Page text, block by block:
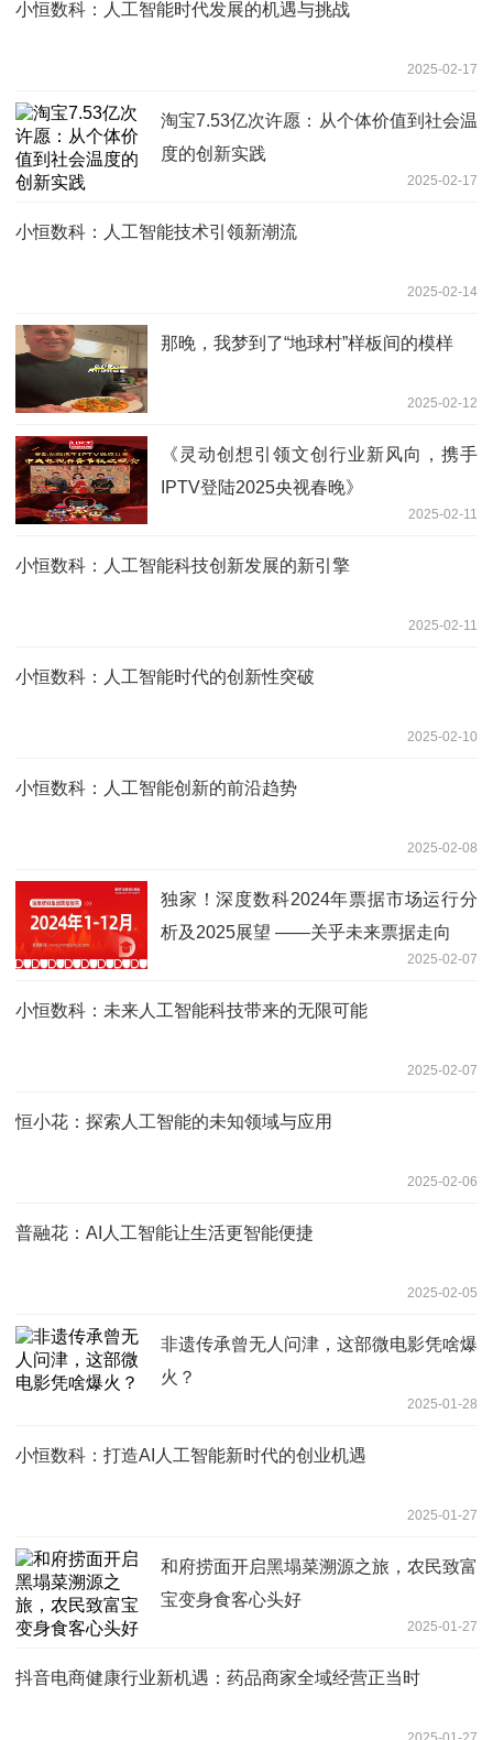
小恒数科：人工智能时代发展的机遇与挑战
2025-02-17
淘宝7.53亿次许愿：从个体价值到社会温
度的创新实践
2025-02-17
小恒数科：人工智能技术引领新潮流
2025-02-14
那晚，我梦到了“地球村”样板间的模样
2025-02-12
《灵动创想引领文创行业新风向，携手
IPTV登陆2025央视春晚》
2025-02-11
小恒数科：人工智能科技创新发展的新引擎
2025-02-11
小恒数科：人工智能时代的创新性突破
2025-02-10
小恒数科：人工智能创新的前沿趋势
2025-02-08
独家！深度数科2024年票据市场运行分
析及2025展望 ——关乎未来票据走向
2025-02-07
小恒数科：未来人工智能科技带来的无限可能
2025-02-07
恒小花：探索人工智能的未知领域与应用
2025-02-06
普融花：AI人工智能让生活更智能便捷
2025-02-05
非遗传承曾无人问津，这部微电影凭啥爆
火？
2025-01-28
小恒数科：打造AI人工智能新时代的创业机遇
2025-01-27
和府捞面开启黑塌菜溯源之旅，农民致富
宝变身食客心头好
2025-01-27
抖音电商健康行业新机遇：药品商家全域经营正当时